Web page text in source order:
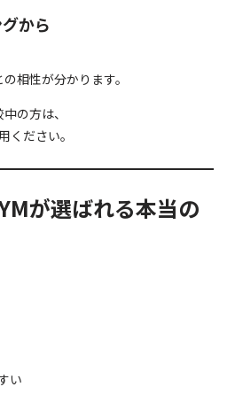
から
相性が分かります。
の方は、
ください。
が選ばれる本当の
い